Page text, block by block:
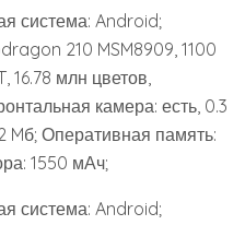
система: Android;
210 MSM8909, 1100
16.78 млн цветов,
камера: есть, 0.3
Mб; Оперативная память:
1550 мАч;
система: Android;